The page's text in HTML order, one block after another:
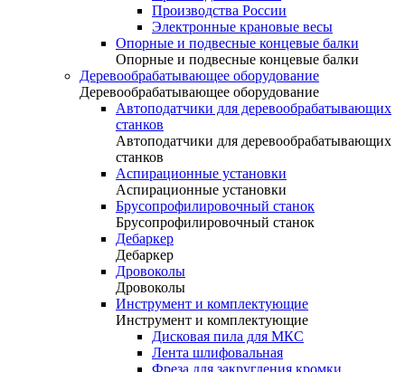
Производства России
Электронные крановые весы
Опорные и подвесные концевые балки
Опорные и подвесные концевые балки
Деревообрабатывающее оборудование
Деревообрабатывающее оборудование
Автоподатчики для деревообрабатывающих
станков
Автоподатчики для деревообрабатывающих
станков
Аспирационные установки
Аспирационные установки
Брусопрофилировочный станок
Брусопрофилировочный станок
Дебаркер
Дебаркер
Дровоколы
Дровоколы
Инструмент и комплектующие
Инструмент и комплектующие
Дисковая пила для МКС
Лента шлифовальная
Фреза для закругления кромки